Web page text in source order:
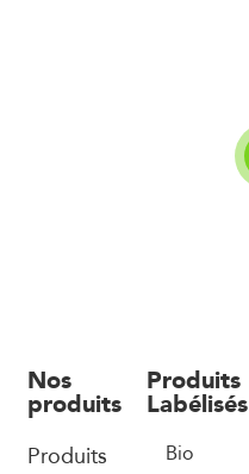
Nos
produits
Produits
Produits
Labélisés
Bio